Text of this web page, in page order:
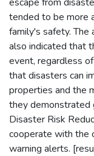
tended to be more
family's safety. The
also indicated that
event, regardless
that disasters can
properties and the
they demonstrated
Disaster Risk
cooperate with the
warning alerts.